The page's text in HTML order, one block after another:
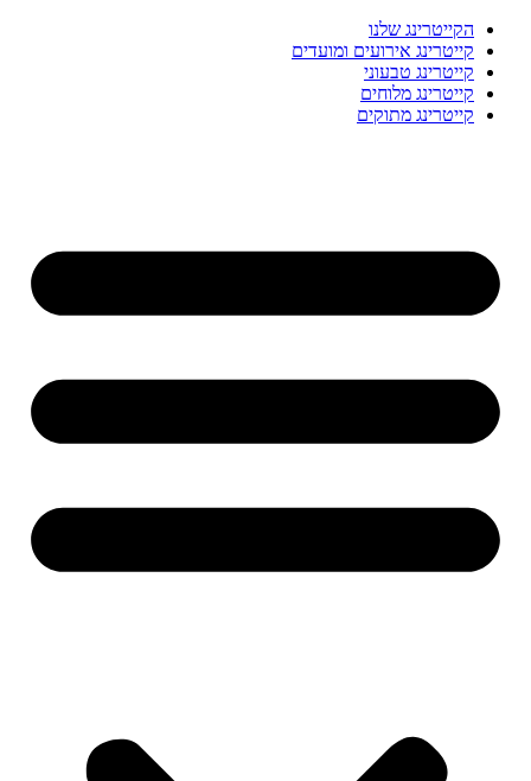
הקייטרינג שלנו
קייטרינג אירועים ומועדים
קייטרינג טבעוני
קייטרינג מלוחים
קייטרינג מתוקים